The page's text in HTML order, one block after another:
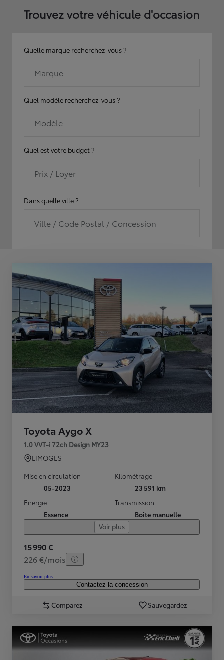
Trouvez votre véhicule d'occasion
Quelle marque recherchez-vous ?
Marque
Quel modèle recherchez-vous ?
Modèle
Quel est votre budget ?
Prix / Loyer
Dans quelle ville ?
Ville / Code Postal / Concession
Toyota Aygo X
1.0 VVT-i 72ch Design MY23
LIMOGES
Mise en circulation
05-2023
Kilométrage
23 591 km
Energie
Essence
Transmission
Boîte manuelle
Voir plus
15 990 €
226 €/mois
En savoir plus
Contactez la concession
Comparez Sauvegardez